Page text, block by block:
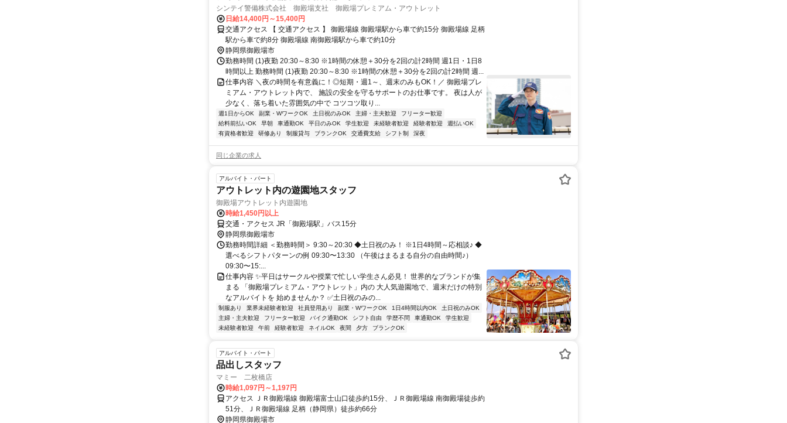
シンテイ警備株式会社 御殿場支社 御殿場プレミアム・アウトレット
日給14,400円～15,400円
交通アクセス 【 交通アクセス 】 御殿場線 御殿場駅から車で約15分 御殿場線 足柄
駅から車で約8分 御殿場線 南御殿場駅から車で約10分
静岡県御殿場市
勤務時間 (1)夜勤 20:30～8:30 ※1時間の休憩＋30分を2回の計2時間 週1日・1日8
時間以上 勤務時間 (1)夜勤 20:30～8:30 ※1時間の休憩＋30分を2回の計2時間 週...
仕事内容 ＼夜の時間を有意義に！◎短期・週1～、週末のみもOK！／ 御殿場プレ
ミアム・アウトレット内で、 施設の安全を守るサポートのお仕事です。 夜は人が
少なく、落ち着いた雰囲気の中で コツコツ取り...
週1日からOK 副業・WワークOK 土日祝のみOK 主婦・主夫歓迎
フリーター歓迎
給料前払いOK
早朝 車通勤OK 平日のみOK 学生歓迎 未経験者歓迎 経験者歓迎
週払いOK
有資格者歓迎
研修あり 制服貸与 ブランクOK 交通費支給 シフト制 深夜
同じ企業の求人
アルバイト・パート
アウトレット内の遊園地スタッフ
御殿場アウトレット内遊園地
時給1,450円以上
交通・アクセス JR「御殿場駅」バス15分
静岡県御殿場市
勤務時間詳細 ＜勤務時間＞ 9:30～20:30 ◆土日祝のみ！ ※1日4時間～応相談♪ ◆
選べるシフトパターンの例 09:30〜13:30 （午後はまるまる自分の自由時間♪）
09:30〜15:...
仕事内容 ✨平日はサークルや授業で忙しい学生さん必見！ 世界的なブランドが集
まる 「御殿場プレミアム・アウトレット」内の 大人気遊園地で、週末だけの特別
なアルバイトを 始めませんか？ ✅土日祝のみの...
制服あり 業界未経験者歓迎 社員登用あり 副業・WワークOK 1日4時間以内OK
土日祝のみOK
主婦・主夫歓迎
フリーター歓迎 バイク通勤OK シフト自由 学歴不問 車通勤OK
学生歓迎
未経験者歓迎
午前 経験者歓迎 ネイルOK 夜間 夕方 ブランクOK
アルバイト・パート
品出しスタッフ
マミー 二枚橋店
時給1,097円～1,197円
アクセス ＪＲ御殿場線 御殿場富士山口徒歩約15分、ＪＲ御殿場線 南御殿場徒歩約
51分、ＪＲ御殿場線 足柄（静岡県）徒歩約66分
静岡県御殿場市